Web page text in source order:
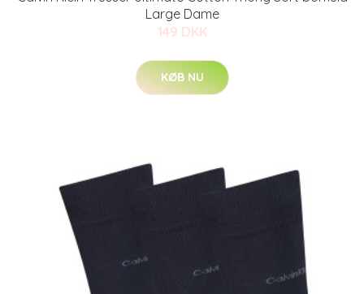
Large Dame
149 DKK
KØB NU